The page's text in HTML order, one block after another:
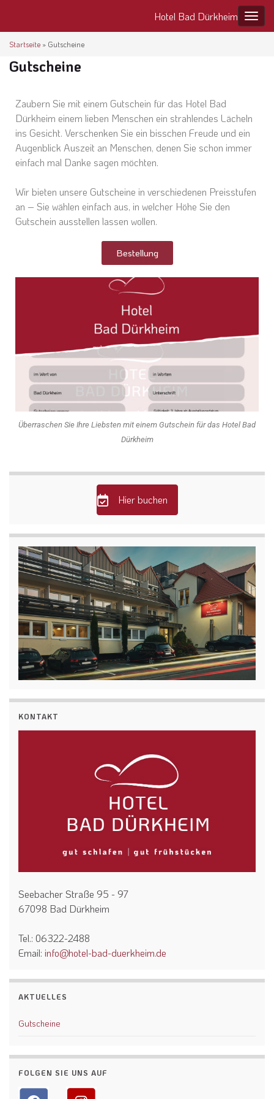
Hotel Bad Dürkheim
Startseite » Gutscheine
Gutscheine
Zaubern Sie mit einem Gutschein für das Hotel Bad
Dürkheim einem lieben Menschen ein strahlendes Lächeln
ins Gesicht. Verschenken Sie ein bisschen Freude und ein
Augenblick Auszeit an Menschen, denen Sie schon immer
einfach mal Danke sagen möchten.
Wir bieten unsere Gutscheine in verschiedenen Preisstufen
an – Sie wählen einfach aus, in welcher Höhe Sie den
Gutschein ausstellen lassen wollen.
Bestellung
Überraschen Sie Ihre Liebsten mit einem Gutschein für das Hotel Bad
Dürkheim
Hier buchen
KONTAKT
Seebacher Straße 95 - 97
67098 Bad Dürkheim
Tel.: 06322-2488
Email: info@hotel-bad-duerkheim.de
AKTUELLES
Gutscheine
FOLGEN SIE UNS AUF